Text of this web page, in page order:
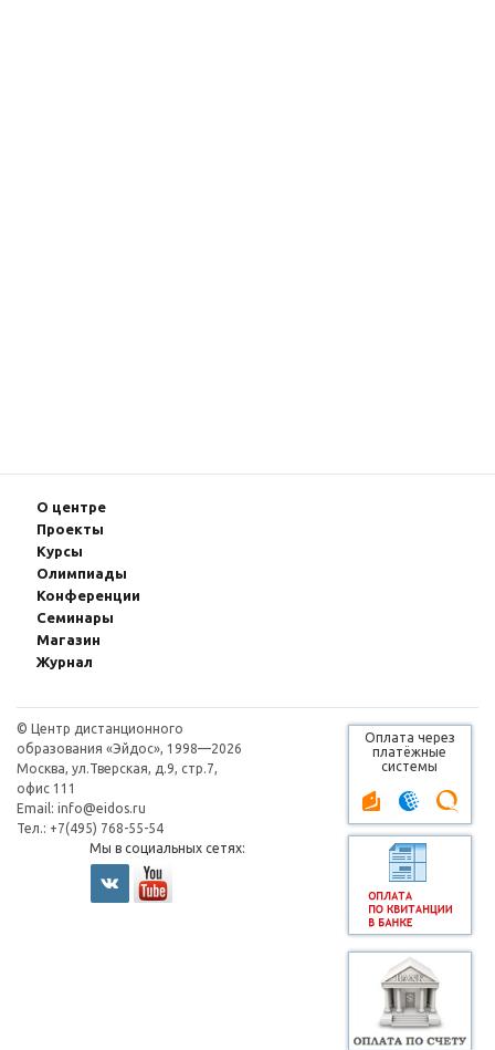
О центре
Проекты
Курсы
Олимпиады
Конферeнции
Семинары
Магазин
Журнал
© Центр дистанционного
образования «Эйдос», 1998—2026
Москва, ул.Тверская, д.9, стр.7,
офис 111
Email: info@eidos.ru
Тел.: +7(495) 768-55-54
Мы в социальных сетях:
Оплата через
платёжные
системы